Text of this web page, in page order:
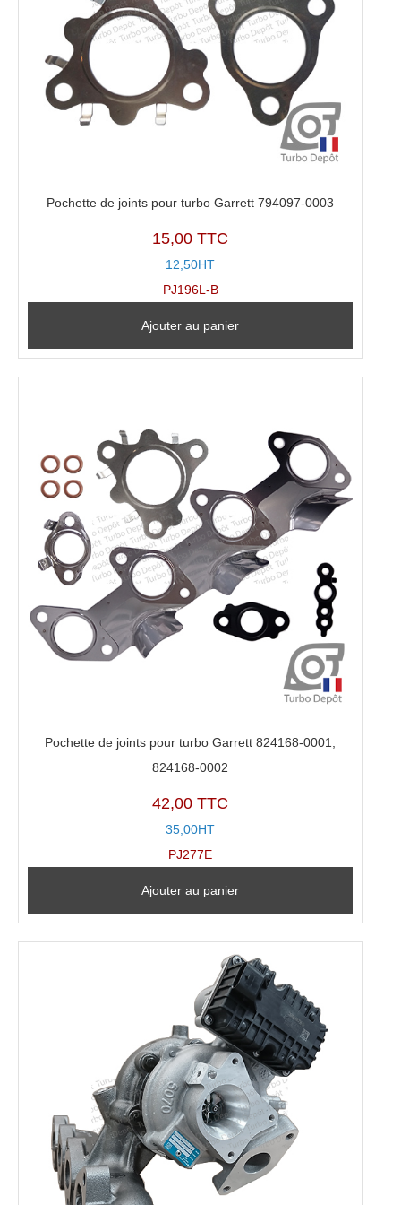
Pochette de joints pour turbo Garrett 794097-0003
15,00 TTC
12,50HT
PJ196L-B
Ajouter au panier
Pochette de joints pour turbo Garrett 824168-0001,
824168-0002
42,00 TTC
35,00HT
PJ277E
Ajouter au panier